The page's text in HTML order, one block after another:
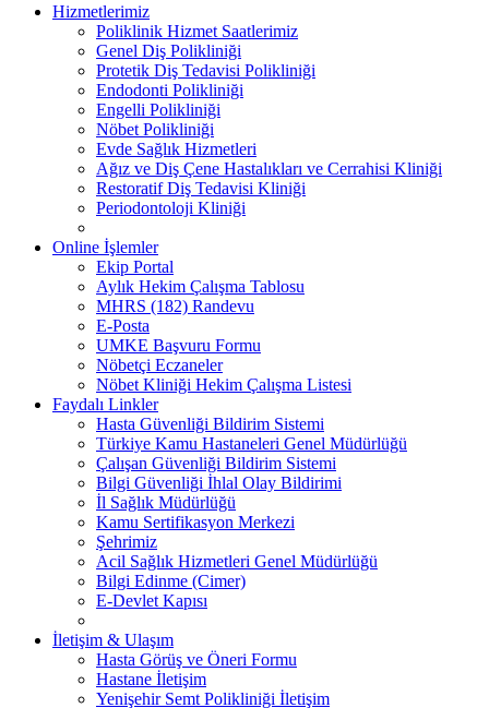
Hizmetlerimiz
Poliklinik Hizmet Saatlerimiz
Genel Diş Polikliniği
Protetik Diş Tedavisi Polikliniği
Endodonti Polikliniği
Engelli Polikliniği
Nöbet Polikliniği
Evde Sağlık Hizmetleri
Ağız ve Diş Çene Hastalıkları ve Cerrahisi Kliniği
Restoratif Diş Tedavisi Kliniği
Periodontoloji Kliniği
Online İşlemler
Ekip Portal
Aylık Hekim Çalışma Tablosu
MHRS (182) Randevu
E-Posta
UMKE Başvuru Formu
Nöbetçi Eczaneler
Nöbet Kliniği Hekim Çalışma Listesi
Faydalı Linkler
Hasta Güvenliği Bildirim Sistemi
Türkiye Kamu Hastaneleri Genel Müdürlüğü
Çalışan Güvenliği Bildirim Sistemi
Bilgi Güvenliği İhlal Olay Bildirimi
İl Sağlık Müdürlüğü
Kamu Sertifikasyon Merkezi
Şehrimiz
Acil Sağlık Hizmetleri Genel Müdürlüğü
Bilgi Edinme (Cimer)
E-Devlet Kapısı
İletişim & Ulaşım
Hasta Görüş ve Öneri Formu
Hastane İletişim
Yenişehir Semt Polikliniği İletişim